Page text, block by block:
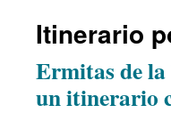
Itinerario
Ermitas de
un itinerario